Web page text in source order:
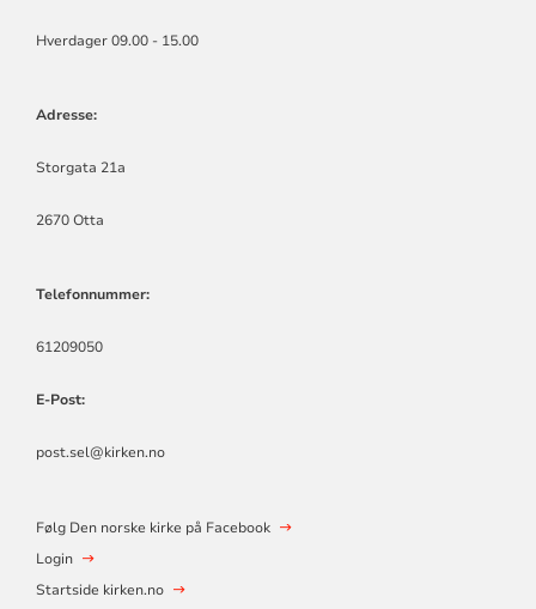
Hverdager 09.00 - 15.00
Adresse:
Storgata 21a
2670 Otta
Telefonnummer:
61209050
E-Post:
post.sel@kirken.no
Følg Den norske kirke på Facebook
Login
Startside kirken.no